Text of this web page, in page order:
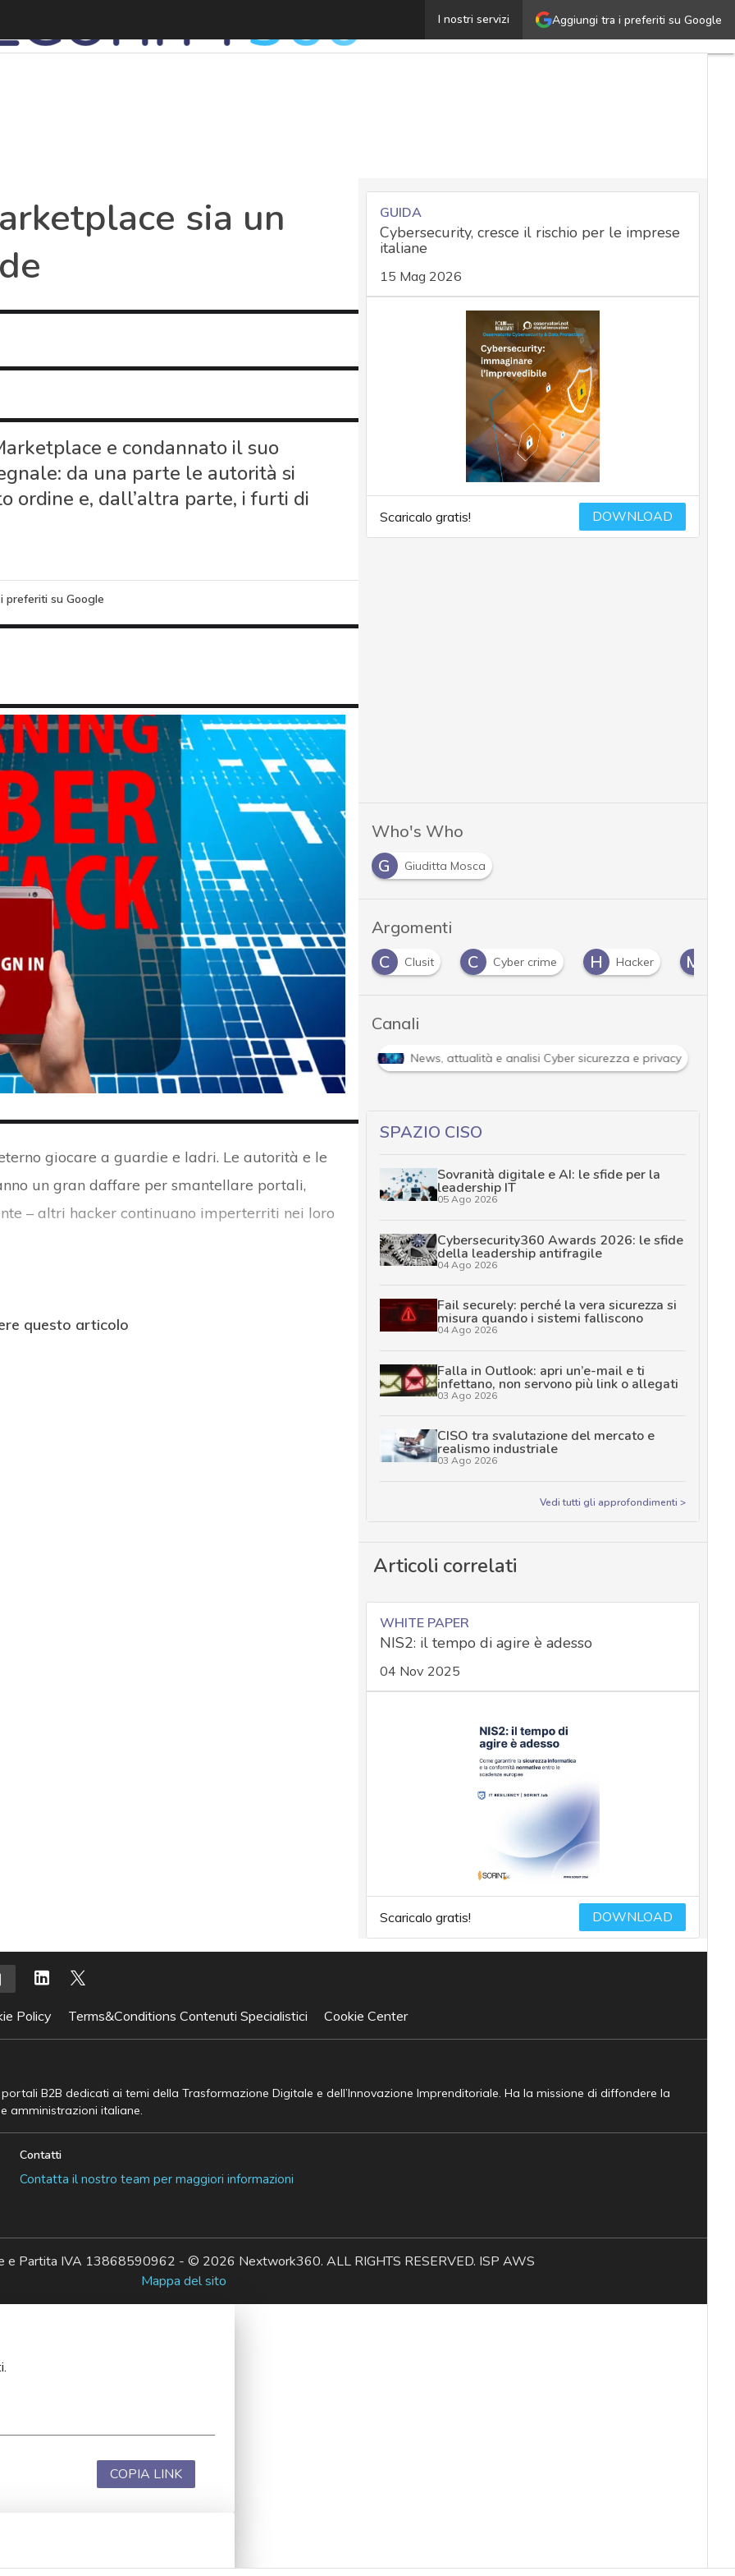
Aggiungi tra i preferiti su Google
I nostri servizi
La fine di E-Root Marketplace sia un monito per le
sia un
e condannato il suo
da una parte le autorità si
ordine e, dall’altra parte, i furti di
preferiti su Google
giocare a guardie e ladri. Le autorità e le
un gran daffare per smantellare portali,
– altri hacker continuano imperterriti nei loro
questo articolo
GUIDA
Cybersecurity, cresce il rischio per le imprese
italiane
15 Mag 2026
Scaricalo gratis! DOWNLOAD
Who's Who
G
Giuditta Mosca
Argomenti
A
autenticazione due fattori Clusit Cyber crime Hacker
Canali
Attacchi hacker e Malware: le ultime news in tempo reale e gli approfondimenti News, attualità e analisi Cyber
SPAZIO CISO
Sovranità digitale e AI: le sfide per la
leadership IT
05 Ago 2026
Cybersecurity360 Awards 2026: le sfide
della leadership antifragile
04 Ago 2026
Fail securely: perché la vera sicurezza si
misura quando i sistemi falliscono
04 Ago 2026
Falla in Outlook: apri un’e-mail e ti
infettano, non servono più link o allegati
03 Ago 2026
CISO tra svalutazione del mercato e
realismo industriale
03 Ago 2026
Vedi tutti gli approfondimenti >
Articoli correlati
WHITE PAPER
NIS2: il tempo di agire è adesso
04 Nov 2025
Scaricalo gratis! DOWNLOAD
Policy Terms&Conditions Contenuti Specialistici Cookie Center
B2B dedicati ai temi della Trasformazione Digitale e dell’Innovazione Imprenditoriale. Ha la missione di diffondere la
amministrazioni italiane.
Contatti
Contatta il nostro team per maggiori informazioni
e Partita IVA 13868590962 - © 2026 Nextwork360. ALL RIGHTS RESERVED. ISP AWS
Mappa del sito
COPIA LINK